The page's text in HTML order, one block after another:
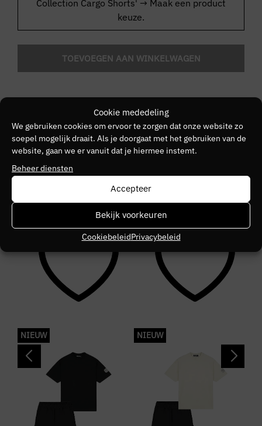
Cookie mededeling
We gebruiken cookies om ervoor te zorgen dat onze website zo
soepel mogelijk draait. Als je doorgaat met het gebruiken van de
website, gaan we er vanuit dat je hiermee instemt.
Beheer diensten
Accepteer
Bekijk voorkeuren
CookiebeleidPrivacybeleid
Collection Cargo Shorts' → Maak een product
keuze.
TOEVOEGEN AAN WINKELWAGEN
Kleur:Black
Set:T-shirt & Sweatshort
EXTRA INFORMATIE
Merk
Malelions Collection T-Shirt
Kleur
Zwart
Kleurnummer
10
VZ26
VERGELIJKBARE PRODUCTEN
NIEUW NIEUW